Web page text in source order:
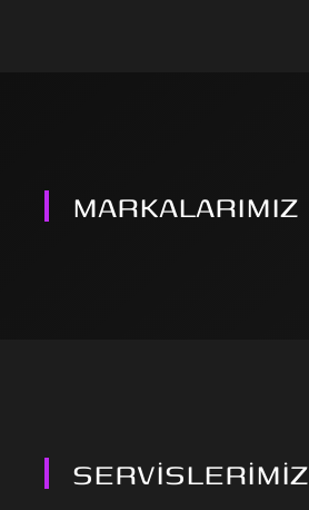
MARKALARIMIZ
SERVİSLERİMİZ